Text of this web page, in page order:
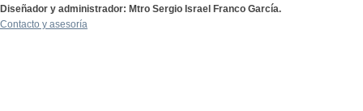
Diseñador y administrador: Mtro Sergio Israel Franco García.
Contacto y asesoría